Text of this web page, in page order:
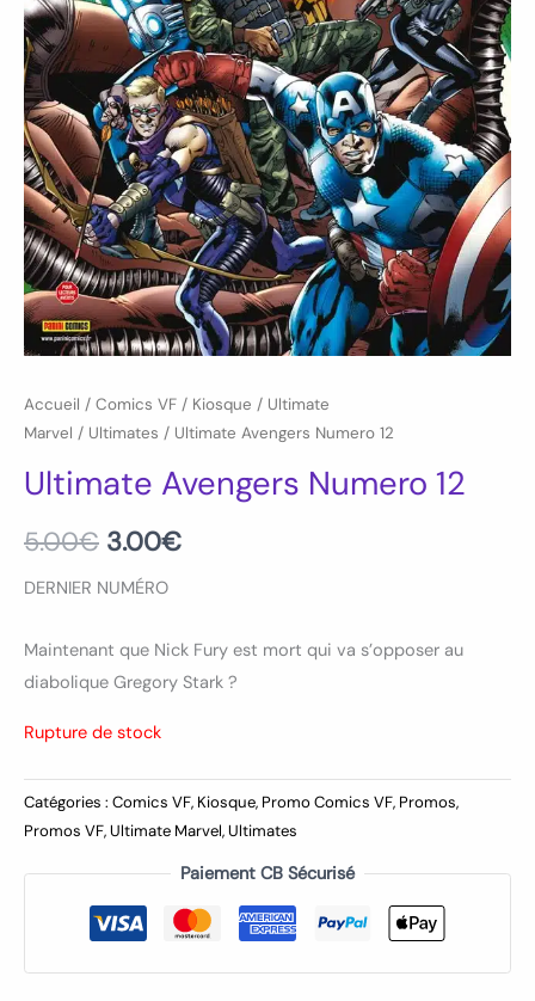
Accueil / Comics VF / Kiosque / Ultimate
Marvel / Ultimates / Ultimate Avengers Numero 12
Ultimate Avengers Numero 12
5.00€ 3.00€
DERNIER NUMÉRO
Maintenant que Nick Fury est mort qui va s’opposer au
diabolique Gregory Stark ?
Rupture de stock
Catégories : Comics VF, Kiosque, Promo Comics VF, Promos,
Promos VF,Ultimate Marvel,Ultimates
Paiement CB Sécurisé